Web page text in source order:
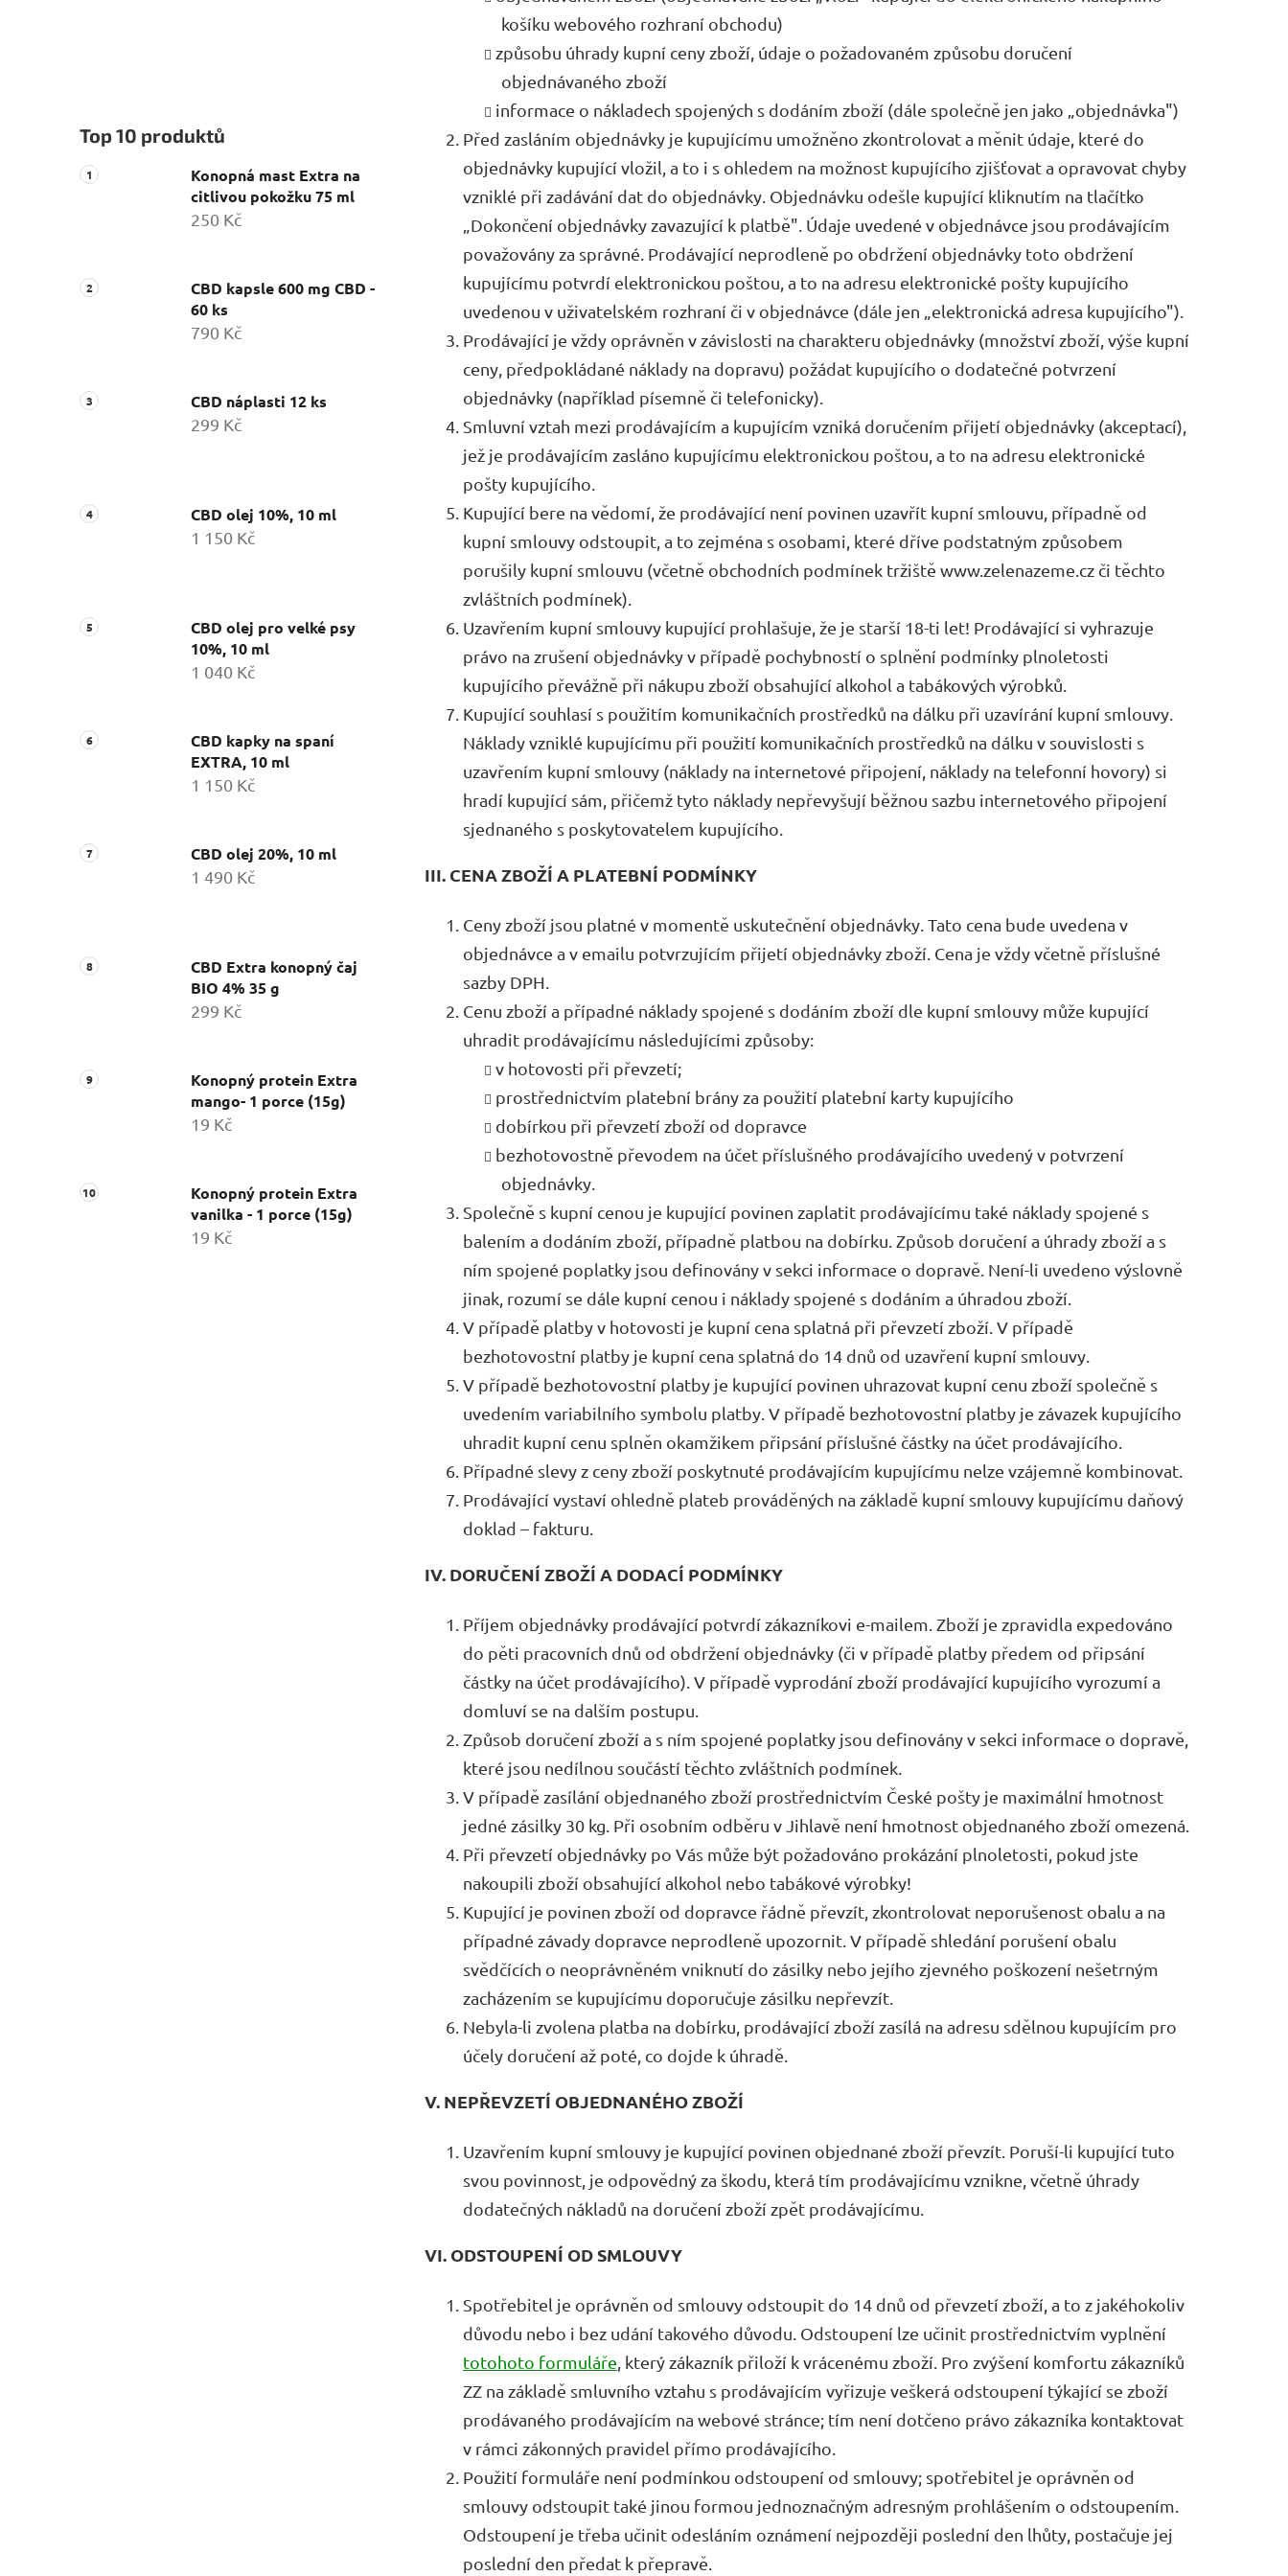
Top 10 produktů
Konopná mast Extra na
citlivou pokožku 75 ml
250 Kč
CBD kapsle 600 mg CBD -
60 ks
790 Kč
CBD náplasti 12 ks
299 Kč
CBD olej 10%, 10 ml
1 150 Kč
CBD olej pro velké psy
10%, 10 ml
1 040 Kč
CBD kapky na spaní
EXTRA, 10 ml
1 150 Kč
CBD olej 20%, 10 ml
1 490 Kč
CBD Extra konopný čaj
BIO 4% 35 g
299 Kč
Konopný protein Extra
mango- 1 porce (15g)
19 Kč
Konopný protein Extra
vanilka - 1 porce (15g)
19 Kč
košíku webového rozhraní obchodu)
způsobu úhrady kupní ceny zboží, údaje o požadovaném způsobu doručení
objednávaného zboží
informace o nákladech spojených s dodáním zboží (dále společně jen jako „objednávka")
Před zasláním objednávky je kupujícímu umožněno zkontrolovat a měnit údaje, které do
objednávky kupující vložil, a to i s ohledem na možnost kupujícího zjišťovat a opravovat chyby
vzniklé při zadávání dat do objednávky. Objednávku odešle kupující kliknutím na tlačítko
„Dokončení objednávky zavazující k platbě". Údaje uvedené v objednávce jsou prodávajícím
považovány za správné. Prodávající neprodleně po obdržení objednávky toto obdržení
kupujícímu potvrdí elektronickou poštou, a to na adresu elektronické pošty kupujícího
uvedenou v uživatelském rozhraní či v objednávce (dále jen „elektronická adresa kupujícího").
Prodávající je vždy oprávněn v závislosti na charakteru objednávky (množství zboží, výše kupní
ceny, předpokládané náklady na dopravu) požádat kupujícího o dodatečné potvrzení
objednávky (například písemně či telefonicky).
Smluvní vztah mezi prodávajícím a kupujícím vzniká doručením přijetí objednávky (akceptací),
jež je prodávajícím zasláno kupujícímu elektronickou poštou, a to na adresu elektronické
pošty kupujícího.
Kupující bere na vědomí, že prodávající není povinen uzavřít kupní smlouvu, případně od
kupní smlouvy odstoupit, a to zejména s osobami, které dříve podstatným způsobem
porušily kupní smlouvu (včetně obchodních podmínek tržiště www.zelenazeme.cz či těchto
zvláštních podmínek).
Uzavřením kupní smlouvy kupující prohlašuje, že je starší 18-ti let! Prodávající si vyhrazuje
právo na zrušení objednávky v případě pochybností o splnění podmínky plnoletosti
kupujícího převážně při nákupu zboží obsahující alkohol a tabákových výrobků.
Kupující souhlasí s použitím komunikačních prostředků na dálku při uzavírání kupní smlouvy.
Náklady vzniklé kupujícímu při použití komunikačních prostředků na dálku v souvislosti s
uzavřením kupní smlouvy (náklady na internetové připojení, náklady na telefonní hovory) si
hradí kupující sám, přičemž tyto náklady nepřevyšují běžnou sazbu internetového připojení
sjednaného s poskytovatelem kupujícího.
III. CENA ZBOŽÍ A PLATEBNÍ PODMÍNKY
Ceny zboží jsou platné v momentě uskutečnění objednávky. Tato cena bude uvedena v
objednávce a v emailu potvrzujícím přijetí objednávky zboží. Cena je vždy včetně příslušné
sazby DPH.
Cenu zboží a případné náklady spojené s dodáním zboží dle kupní smlouvy může kupující
uhradit prodávajícímu následujícími způsoby:
v hotovosti při převzetí;
prostřednictvím platební brány za použití platební karty kupujícího
dobírkou při převzetí zboží od dopravce
bezhotovostně převodem na účet příslušného prodávajícího uvedený v potvrzení
objednávky.
Společně s kupní cenou je kupující povinen zaplatit prodávajícímu také náklady spojené s
balením a dodáním zboží, případně platbou na dobírku. Způsob doručení a úhrady zboží a s
ním spojené poplatky jsou definovány v sekci informace o dopravě. Není-li uvedeno výslovně
jinak, rozumí se dále kupní cenou i náklady spojené s dodáním a úhradou zboží.
V případě platby v hotovosti je kupní cena splatná při převzetí zboží. V případě
bezhotovostní platby je kupní cena splatná do 14 dnů od uzavření kupní smlouvy.
V případě bezhotovostní platby je kupující povinen uhrazovat kupní cenu zboží společně s
uvedením variabilního symbolu platby. V případě bezhotovostní platby je závazek kupujícího
uhradit kupní cenu splněn okamžikem připsání příslušné částky na účet prodávajícího.
Případné slevy z ceny zboží poskytnuté prodávajícím kupujícímu nelze vzájemně kombinovat.
Prodávající vystaví ohledně plateb prováděných na základě kupní smlouvy kupujícímu daňový
doklad – fakturu.
IV. DORUČENÍ ZBOŽÍ A DODACÍ PODMÍNKY
Příjem objednávky prodávající potvrdí zákazníkovi e-mailem. Zboží je zpravidla expedováno
do pěti pracovních dnů od obdržení objednávky (či v případě platby předem od připsání
částky na účet prodávajícího). V případě vyprodání zboží prodávající kupujícího vyrozumí a
domluví se na dalším postupu.
Způsob doručení zboží a s ním spojené poplatky jsou definovány v sekci informace o dopravě,
které jsou nedílnou součástí těchto zvláštních podmínek.
V případě zasílání objednaného zboží prostřednictvím České pošty je maximální hmotnost
jedné zásilky 30 kg. Při osobním odběru v Jihlavě není hmotnost objednaného zboží omezená.
Při převzetí objednávky po Vás může být požadováno prokázání plnoletosti, pokud jste
nakoupili zboží obsahující alkohol nebo tabákové výrobky!
Kupující je povinen zboží od dopravce řádně převzít, zkontrolovat neporušenost obalu a na
případné závady dopravce neprodleně upozornit. V případě shledání porušení obalu
svědčících o neoprávněném vniknutí do zásilky nebo jejího zjevného poškození nešetrným
zacházením se kupujícímu doporučuje zásilku nepřevzít.
Nebyla-li zvolena platba na dobírku, prodávající zboží zasílá na adresu sdělnou kupujícím pro
účely doručení až poté, co dojde k úhradě.
V. NEPŘEVZETÍ OBJEDNANÉHO ZBOŽÍ
Uzavřením kupní smlouvy je kupující povinen objednané zboží převzít. Poruší-li kupující tuto
svou povinnost, je odpovědný za škodu, která tím prodávajícímu vznikne, včetně úhrady
dodatečných nákladů na doručení zboží zpět prodávajícímu.
VI. ODSTOUPENÍ OD SMLOUVY
Spotřebitel je oprávněn od smlouvy odstoupit do 14 dnů od převzetí zboží, a to z jakéhokoliv
důvodu nebo i bez udání takového důvodu. Odstoupení lze učinit prostřednictvím vyplnění
totohoto formuláře , který zákazník přiloží k vrácenému zboží. Pro zvýšení komfortu zákazníků
ZZ na základě smluvního vztahu s prodávajícím vyřizuje veškerá odstoupení týkající se zboží
prodávaného prodávajícím na webové stránce; tím není dotčeno právo zákazníka kontaktovat
v rámci zákonných pravidel přímo prodávajícího.
Použití formuláře není podmínkou odstoupení od smlouvy; spotřebitel je oprávněn od
smlouvy odstoupit také jinou formou jednoznačným adresným prohlášením o odstoupením.
Odstoupení je třeba učinit odesláním oznámení nejpozději poslední den lhůty, postačuje jej
poslední den předat k přepravě.